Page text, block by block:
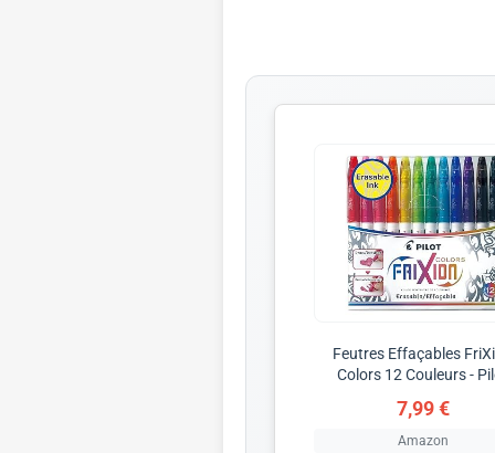
Feutres Effaçables
Colors 12 Couleurs -
7,99 €
Amazon